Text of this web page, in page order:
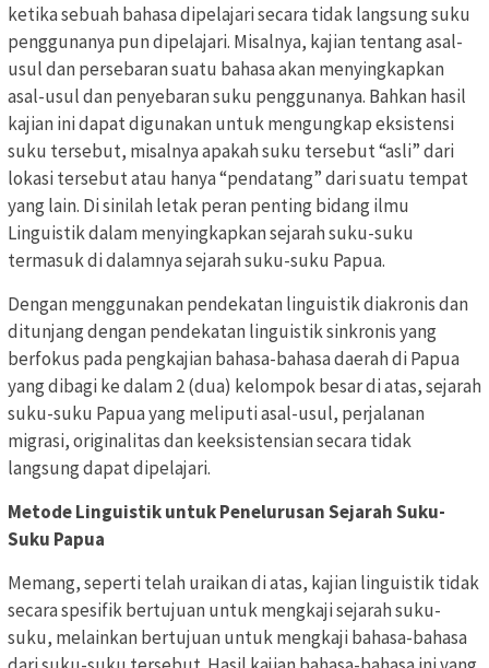
ketika sebuah bahasa dipelajari secara tidak langsung suku
penggunanya pun dipelajari. Misalnya, kajian tentang asal-
usul dan persebaran suatu bahasa akan menyingkapkan
asal-usul dan penyebaran suku penggunanya. Bahkan hasil
kajian ini dapat digunakan untuk mengungkap eksistensi
suku tersebut, misalnya apakah suku tersebut “asli” dari
lokasi tersebut atau hanya “pendatang” dari suatu tempat
yang lain. Di sinilah letak peran penting bidang ilmu
Linguistik dalam menyingkapkan sejarah suku-suku
termasuk di dalamnya sejarah suku-suku Papua.
Dengan menggunakan pendekatan linguistik diakronis dan
ditunjang dengan pendekatan linguistik sinkronis yang
berfokus pada pengkajian bahasa-bahasa daerah di Papua
yang dibagi ke dalam 2 (dua) kelompok besar di atas, sejarah
suku-suku Papua yang meliputi asal-usul, perjalanan
migrasi, originalitas dan keeksistensian secara tidak
langsung dapat dipelajari.
Metode Linguistik untuk Penelurusan Sejarah Suku-
Suku Papua
Memang, seperti telah uraikan di atas, kajian linguistik tidak
secara spesifik bertujuan untuk mengkaji sejarah suku-
suku, melainkan bertujuan untuk mengkaji bahasa-bahasa